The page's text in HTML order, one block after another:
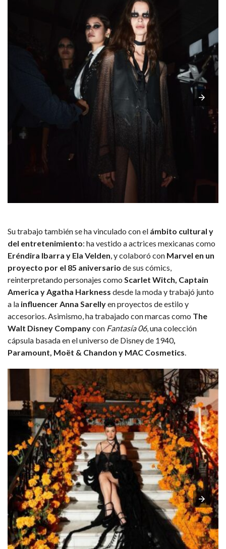
Su trabajo también se ha vinculado con el ámbito cultural y
del entretenimiento: ha vestido a actrices mexicanas como
Eréndira Ibarra y Ela Velden, y colaboró con Marvel en un
proyecto por el 85 aniversario de sus cómics,
reinterpretando personajes como Scarlet Witch, Captain
America y Agatha Harkness desde la moda y trabajó junto
a la influencer Anna Sarellyen proyectos de estilo y
accesorios. Asimismo, ha trabajado con marcas como The
Walt Disney Companycon Fantasía 06, una colección
cápsula basada en el universo de Disney de 1940,
Paramount, Moët & Chandon y MAC Cosmetics.